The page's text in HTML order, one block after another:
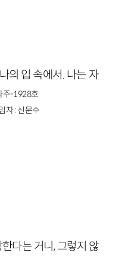
의 입 속에서. 나는 자
다는 거니, 그렇지 않
주-1928호
자 : 신문수